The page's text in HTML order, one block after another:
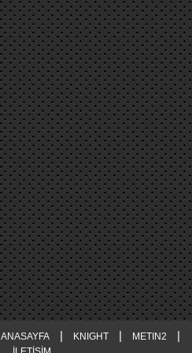
ANASAYFA | KNIGHT | METIN2 |